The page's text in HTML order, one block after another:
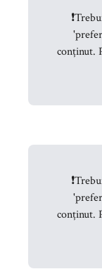
❗
conținut.
❗
conținut.